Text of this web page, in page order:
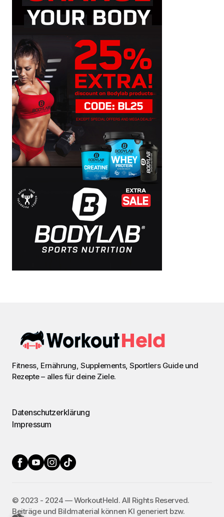
Fitness, Ernährung, Supplements, Sportlers Guide und
Rezepte – alles für deine Ziele.
Datenschutzerklärung
Impressum
©️ 2023 - 2024 — WorkoutHeld. All Rights Reserved.
Beiträge und Bildmaterial können KI generiert bzw.